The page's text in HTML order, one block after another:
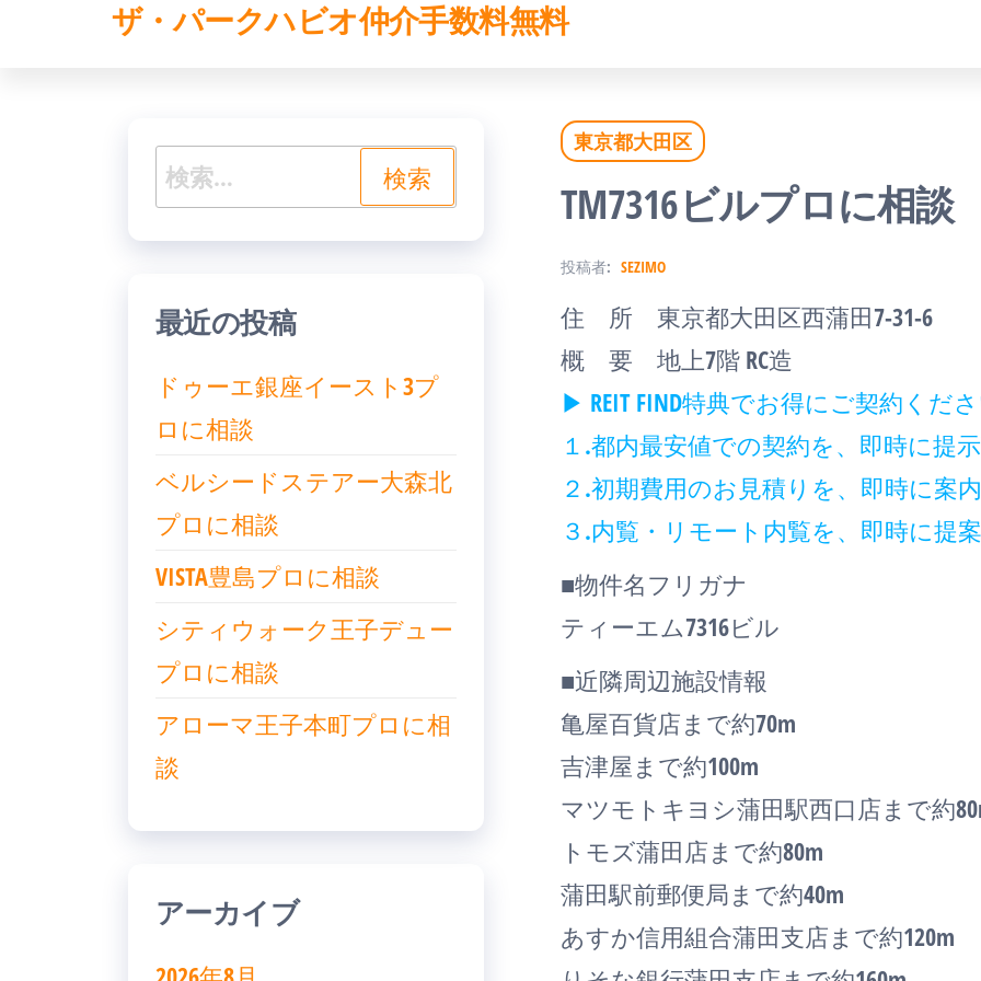
ザ・パークハビオ仲介手数料無料
東京都大田区
TM7316ビルプロに相談
投稿者: SEZIMO
住 所 東京都大田区西蒲田7-31-6
概 要 地上7階 RC造
▶ REIT FIND特典でお得にご契約くださ
１.都内最安値での契約を、即時に提示
２.初期費用のお見積りを、即時に案内
３.内覧・リモート内覧を、即時に提案
■物件名フリガナ
ティーエム7316ビル
■近隣周辺施設情報
亀屋百貨店まで約70m
吉津屋まで約100m
マツモトキヨシ蒲田駅西口店まで約
トモズ蒲田店まで約80m
蒲田駅前郵便局まで約40m
あすか信用組合蒲田支店まで約120m
検
索:
最近の投稿
ドゥーエ銀座イースト3プ
ロに相談
ベルシードステアー大森北
プロに相談
VISTA豊島プロに相談
シティウォーク王子デュー
プロに相談
アローマ王子本町プロに相
談
アーカイブ